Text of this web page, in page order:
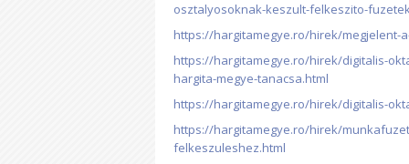
osztalyosoknak-keszult-felkeszito-
https://hargitamegye.ro/hirek/megjelent-
https://hargitamegye.ro/hirek/digitalis-
hargita-megye-tanacsa.html
https://hargitamegye.ro/hirek/digitalis-
https://hargitamegye.ro/hirek/
felkeszuleshez.html